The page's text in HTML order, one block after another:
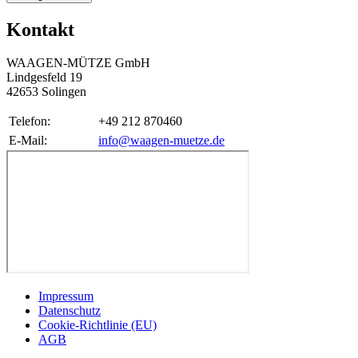
Kontakt
WAAGEN-MÜTZE GmbH
Lindgesfeld 19
42653 Solingen
Telefon:
+49 212 870460
E-Mail:
info@waagen-muetze.de
Impressum
Datenschutz
Cookie-Richtlinie (EU)
AGB